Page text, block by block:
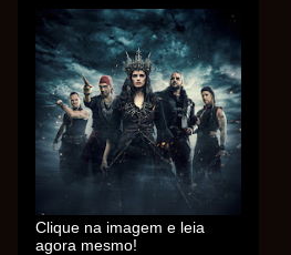
Clique na imagem e leia
agora mesmo!